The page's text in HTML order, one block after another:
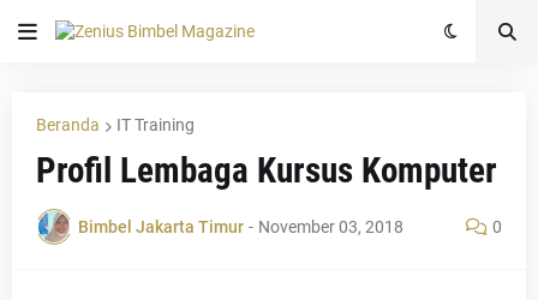
Beranda IT Training
Profil Lembaga Kursus Komputer
Bimbel Jakarta Timur - November 03, 2018 0